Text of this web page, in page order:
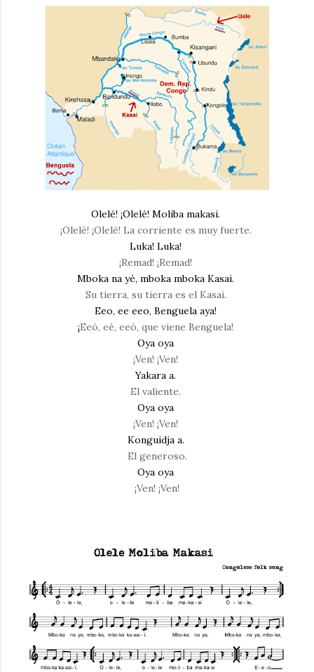
Olelé! ¡Olelé! Moliba makasi.
¡Olelé! ¡Olelé! La corriente es muy fuerte.
Luka! Luka!
¡Remad! ¡Remad!
Mboka na yé, mboka mboka Kasai.
Su tierra, su tierra es el Kasai.
Eeo, ee eeo, Benguela aya!
¡Eeó, eé, eeó, que viene Benguela!
Oya oya
¡Ven! ¡Ven!
Yakara a.
El valiente.
Oya oya
¡Ven! ¡Ven!
Konguidja a.
El generoso.
Oya oya
¡Ven! ¡Ven!